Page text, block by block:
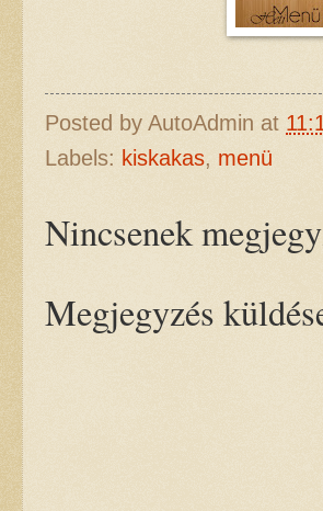
Posted by AutoAdmin at
Labels: kiskakas, menü
Nincsenek
Megjegyzés